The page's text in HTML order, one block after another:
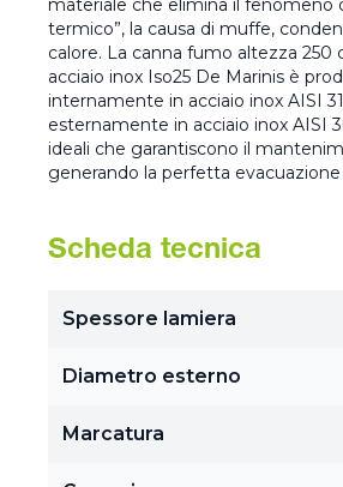
materiale che elimina il fenomeno
termico”, la causa di muffe,
calore. La canna fumo altezza 250
acciaio inox Iso25 De Marinis è
internamente in acciaio inox AISI
esternamente in acciaio inox AISI
ideali che garantiscono il
generando la perfetta
Scheda tecnica
Spessore lamiera
Diametro esterno
Marcatura